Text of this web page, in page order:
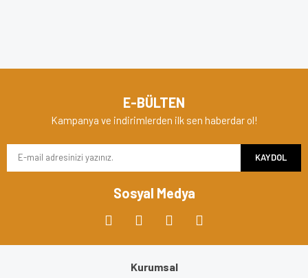
Ürün resmi kalitesiz, bozuk veya görüntülenemiyor.
Ürün açıklamasında eksik bilgiler bulunuyor.
Ürün fiyatı diğer sitelerden daha pahalı.
E-BÜLTEN
Kampanya ve indirimlerden ilk sen haberdar ol!
KAYDOL
Sosyal Medya
Kurumsal